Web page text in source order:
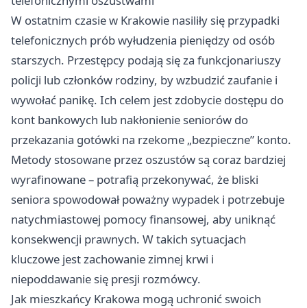
W ostatnim czasie w Krakowie nasiliły się przypadki
telefonicznych prób wyłudzenia pieniędzy od osób
starszych. Przestępcy podają się za funkcjonariuszy
policji lub członków rodziny, by wzbudzić zaufanie i
wywołać panikę. Ich celem jest zdobycie dostępu do
kont bankowych lub nakłonienie seniorów do
przekazania gotówki na rzekome „bezpieczne” konto.
Metody stosowane przez oszustów są coraz bardziej
wyrafinowane – potrafią przekonywać, że bliski
seniora spowodował poważny wypadek i potrzebuje
natychmiastowej pomocy finansowej, aby uniknąć
konsekwencji prawnych. W takich sytuacjach
kluczowe jest zachowanie zimnej krwi i
niepoddawanie się presji rozmówcy.
Jak mieszkańcy Krakowa mogą uchronić swoich